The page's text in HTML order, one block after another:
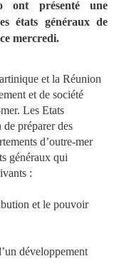
ont présenté une
états généraux de
mercredi.
et la Réunion
et de société
Les Etats
préparer des
d’outre-mer
généraux qui
:
et le pouvoir
développement